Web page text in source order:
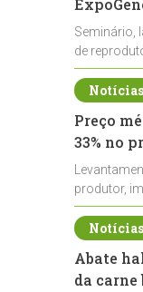
Seminário,
de
durante a
Preço
33% no
produtor,
de leite cru
Abate
da